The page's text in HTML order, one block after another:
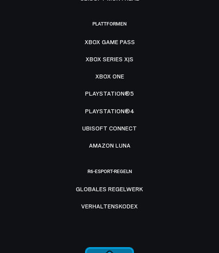
PLATTFORMEN
XBOX GAME PASS
XBOX SERIES X|S
XBOX ONE
PLAYSTATION®5
PLAYSTATION®4
UBISOFT CONNECT
AMAZON LUNA
R6-ESPORT-REGELN
GLOBALES REGELWERK
VERHALTENSKODEX